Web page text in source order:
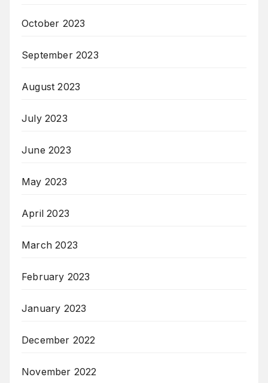
October 2023
September 2023
August 2023
July 2023
June 2023
May 2023
April 2023
March 2023
February 2023
January 2023
December 2022
November 2022